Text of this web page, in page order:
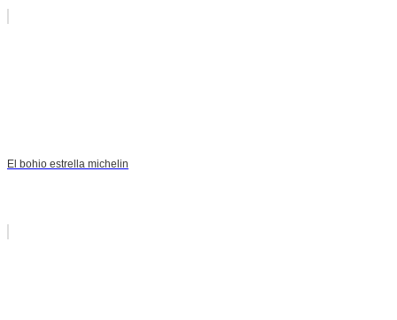
El bohio estrella michelin